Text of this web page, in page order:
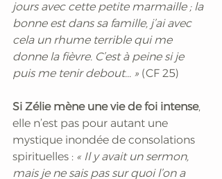
jours avec cette petite marmaille ; la
bonne est dans sa famille, j’ai avec
cela un rhume terrible qui me
donne la fièvre. C’est à peine si je
puis me tenir debout... » (CF 25)
Si Zélie mène une vie de foi intense,
elle n’est pas pour autant une
mystique inondée de consolations
spirituelles : « Il y avait un sermon,
mais je ne sais pas sur quoi l’on a